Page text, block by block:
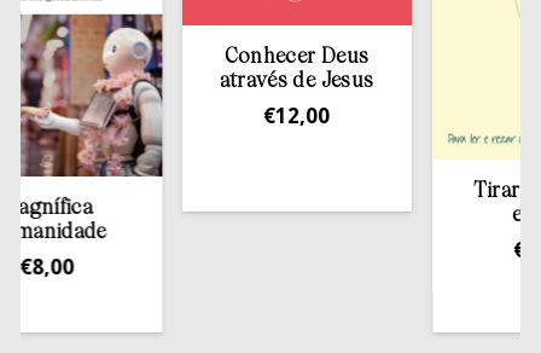
Conhecer Deus
através de Jesus
12,00
Tirar a
estante
13,50